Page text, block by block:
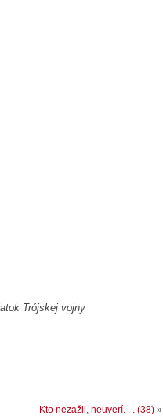
Trójskej vojny
Kto nezažil, neuverí. . . (38) »